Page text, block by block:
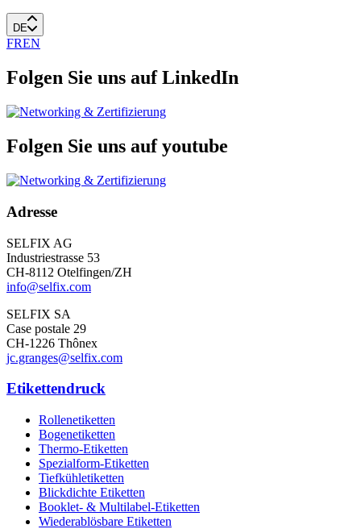
DE
FREN
Folgen Sie uns auf LinkedIn
Folgen Sie uns auf youtube
Adresse
SELFIX AG
Industriestrasse 53
CH-8112 Otelfingen/ZH
info@selfix.com
SELFIX SA
Case postale 29
CH-1226 Thônex
jc.granges@selfix.com
Etikettendruck
Rollenetiketten
Bogenetiketten
Thermo-Etiketten
Spezialform-Etiketten
Tiefkühletiketten
Blickdichte Etiketten
Booklet- & Multilabel-Etiketten
Wiederablösbare Etiketten